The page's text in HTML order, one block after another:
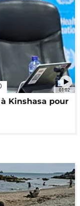
01:02
Kinshasa pour